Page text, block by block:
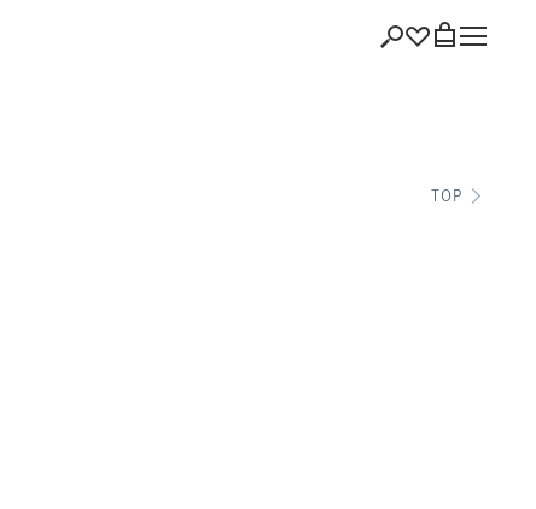
ショッピング
TOP